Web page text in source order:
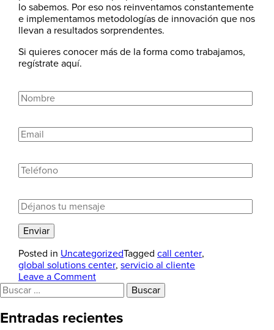
lo sabemos. Por eso nos reinventamos constantemente
e implementamos metodologías de innovación que nos
llevan a resultados sorprendentes.
Si quieres conocer más de la forma como trabajamos,
regístrate aquí.
Posted in UncategorizedTagged call center,
global solutions center, servicio al cliente
Leave a Commenton
servicio
cliente:
Buscar:
Entradas recientes